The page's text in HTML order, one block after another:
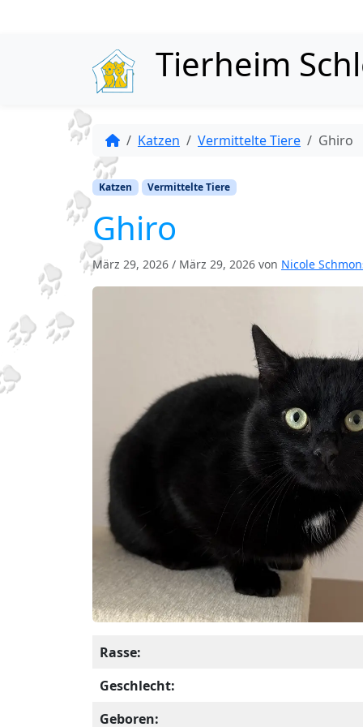
Tierheim
Katzen Vermittelte Tiere Ghiro
Katzen Vermittelte Tiere
Ghiro
März 29, 2026 / März 29, 2026 von Nicole
Rasse:
Geschlecht:
Geboren: